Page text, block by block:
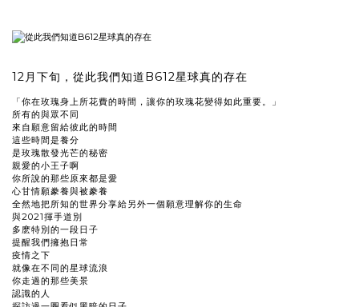
12月下旬，從此我們知道B612星球真的存在
「你在玫瑰身上所花費的時間，讓你的玫瑰花變得如此重要。」
所有的與眾不同
來自願意留給彼此的時間
這些時間是養分
是玫瑰散發光芒的秘密
親愛的小王子啊
你所說的那些原來都是愛
心甘情願豢養與被豢養
全然地把所知的世界分享給另外一個願意理解你的生命
與2021揮手道別
多麽特別的一段日子
提醒我們擁抱日常
疫情之下
就像在不同的星球流浪
你走過的那些美景
認識的人